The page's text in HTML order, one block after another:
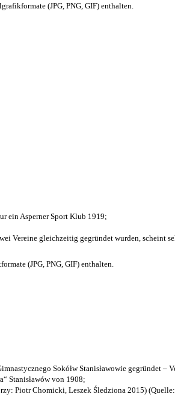
(JPG, PNG, GIF) enthalten.
ein Asperner Sport Klub 1919;
Vereine gleichzeitig gegründet wurden, scheint
(JPG, PNG, GIF) enthalten.
Sokółw Stanisławowie gegründet –
Stanisławów von 1908;
Piotr Chomicki, Leszek Śledziona 2015) (Quelle: